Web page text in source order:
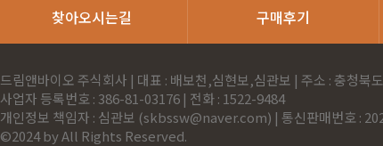
찾아오시는길 구매후기
드림앤바이오 주식회사 | 대표 : 배보천,심현보,심관보 | 주소 : 충청
사업자 등록번호 : 386-81-03176 | 전화 : 1522-9484
개인정보 책임자 : 심관보 (skbssw@naver.com) | 통신판매번호 :
©2024 by All Rights Reserved.